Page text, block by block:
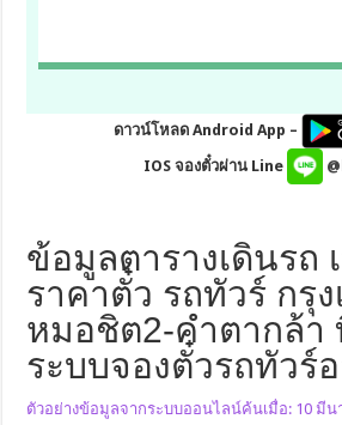
ดาวน์โหลด Android App –
IOS จองตั๋วผ่าน Line
ข้อมูลตารางเดินรถ
ราคาตั๋ว รถทัวร์ กรุง
หมอชิต2-คำตากล้า
ระบบจองตั๋วรถทัวร์
ตัวอย่างข้อมูลจากระบบออนไลน์ค้นเมื่อ: 10 มีน